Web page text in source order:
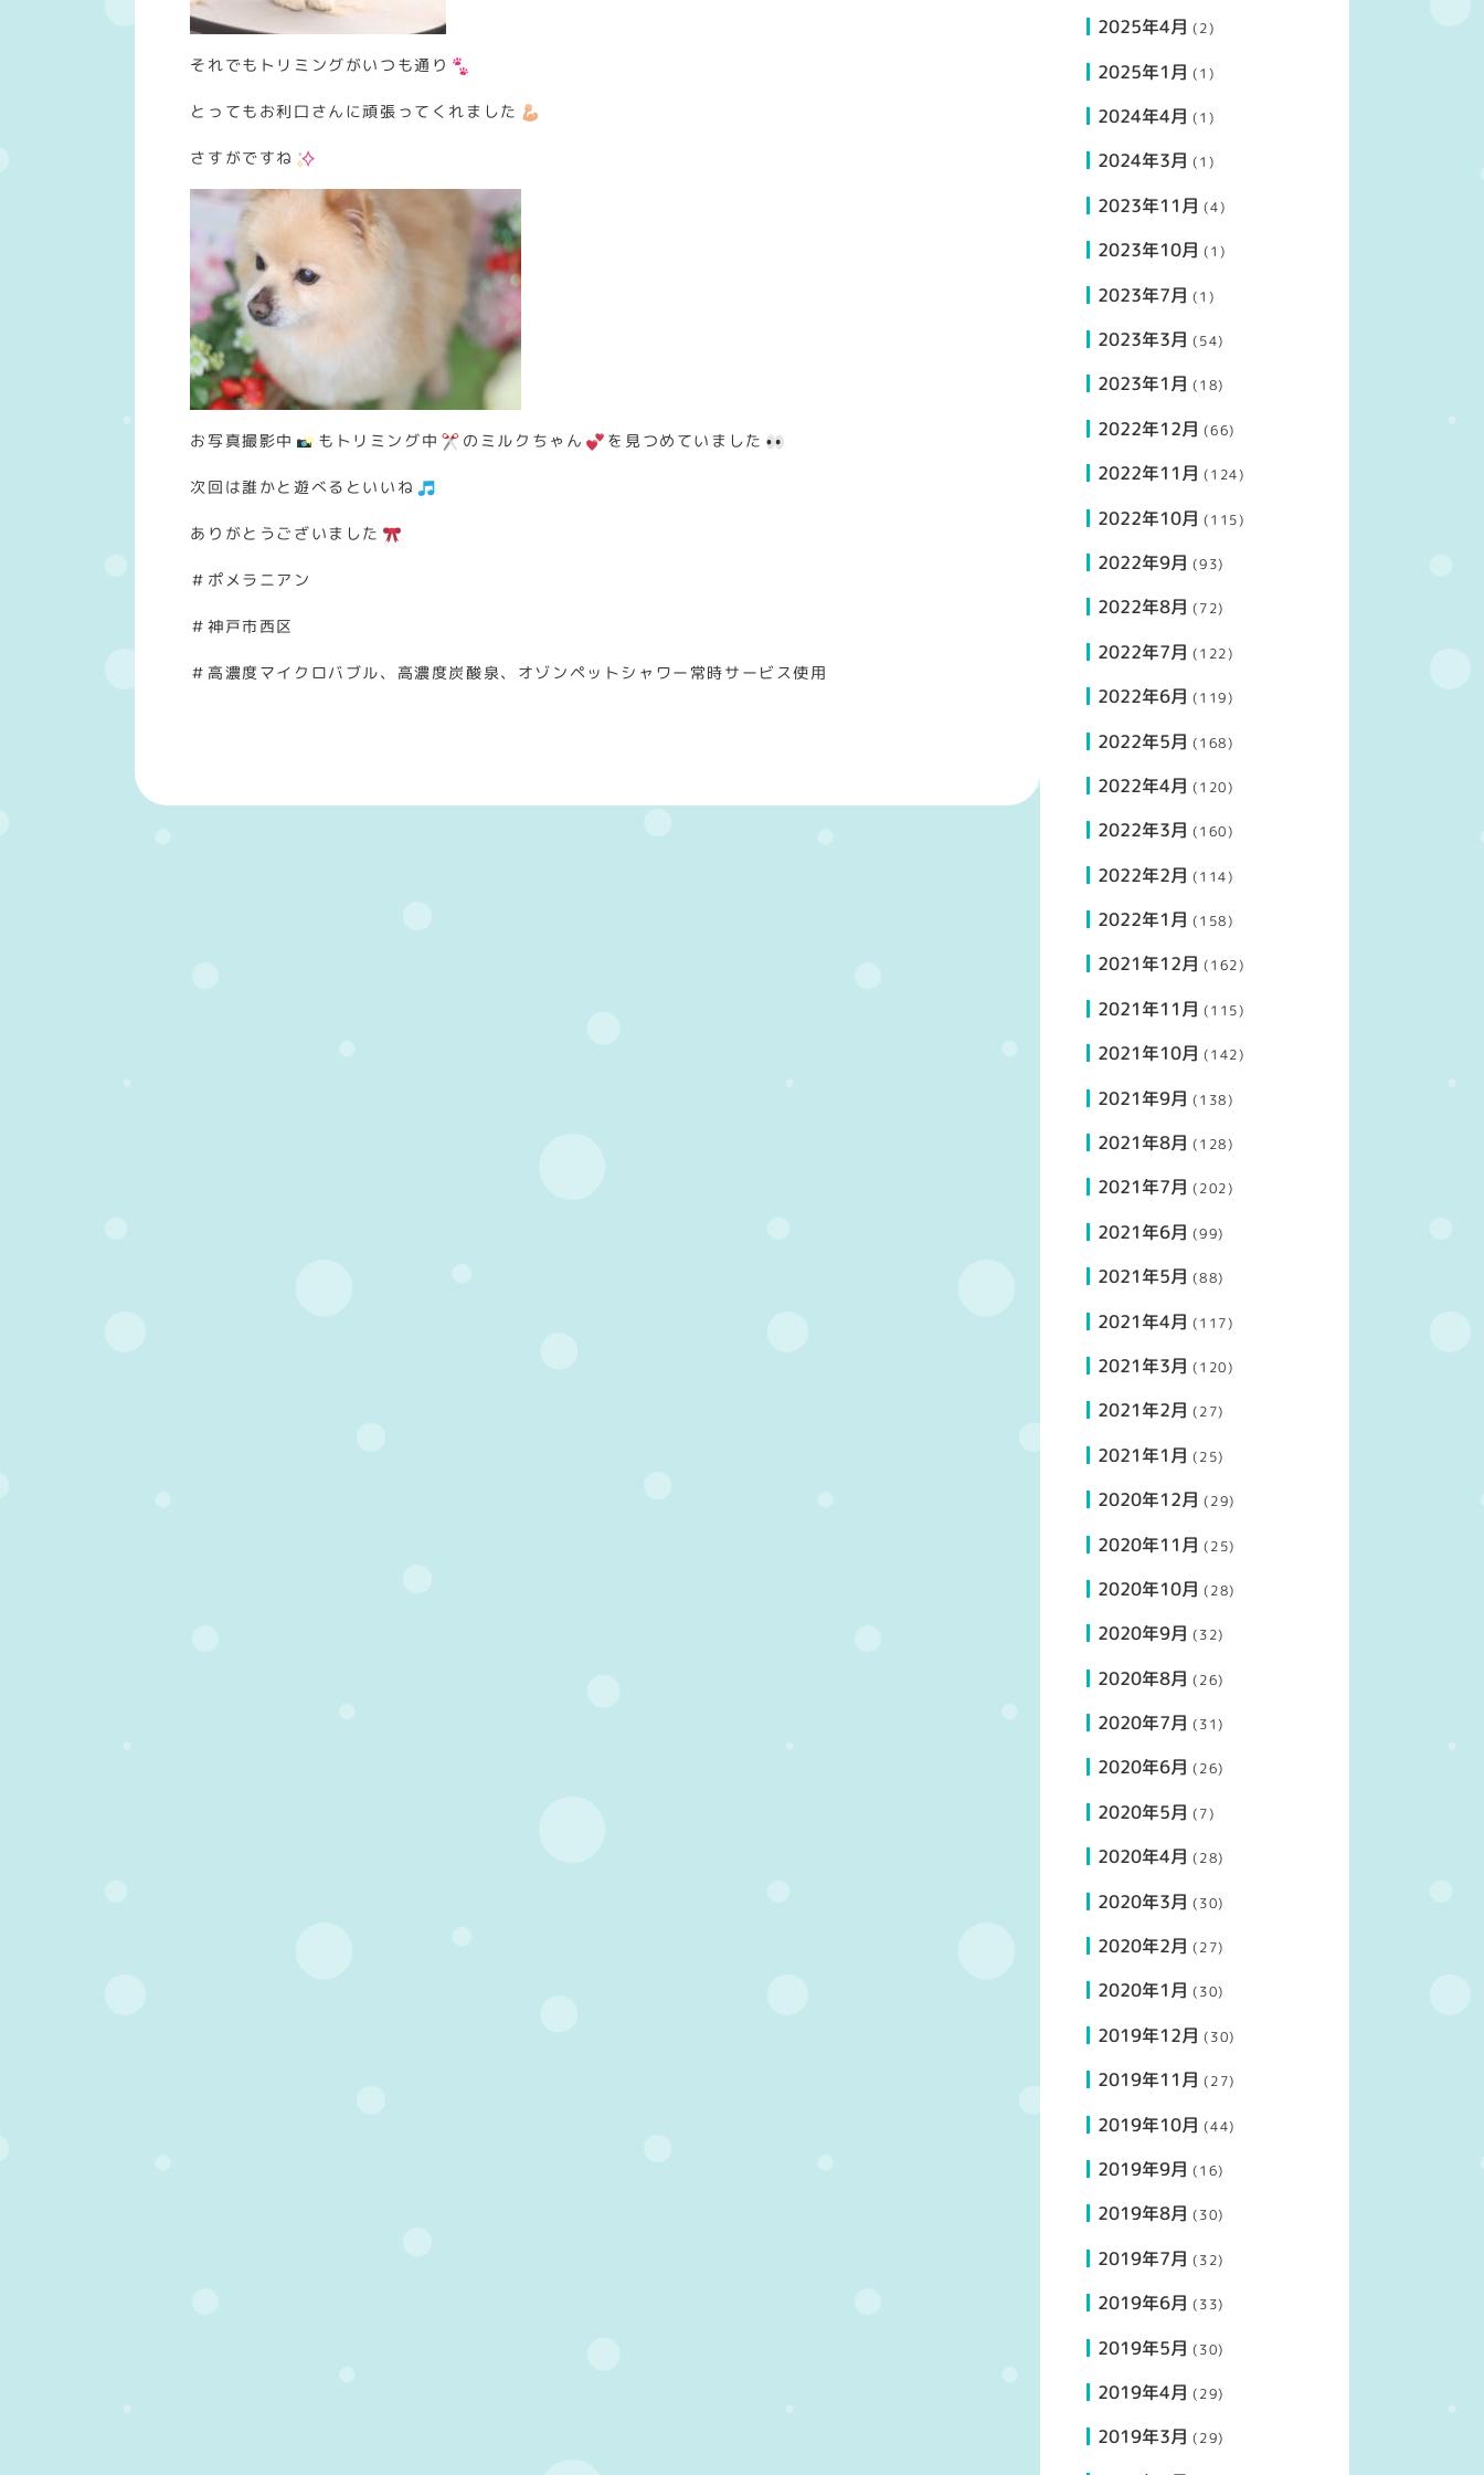
それでもトリミングがいつも通り
とってもお利口さんに頑張ってくれました
さすがですね
お写真撮影中 もトリミング中 のミルクちゃん を見つめていました
次回は誰かと遊べるといいね
ありがとうございました
＃ポメラニアン
＃神戸市西区
＃高濃度マイクロバブル、高濃度炭酸泉、オゾンペットシャワー常時サービス使用
2025年4月 (2)
2025年1月 (1)
2024年4月 (1)
2024年3月 (1)
2023年11月 (4)
2023年10月 (1)
2023年7月 (1)
2023年3月 (54)
2023年1月 (18)
2022年12月 (66)
2022年11月 (124)
2022年10月 (115)
2022年9月 (93)
2022年8月 (72)
2022年7月 (122)
2022年6月 (119)
2022年5月 (168)
2022年4月 (120)
2022年3月 (160)
2022年2月 (114)
2022年1月 (158)
2021年12月 (162)
2021年11月 (115)
2021年10月 (142)
2021年9月 (138)
2021年8月 (128)
2021年7月 (202)
2021年6月 (99)
2021年5月 (88)
2021年4月 (117)
2021年3月 (120)
2021年2月 (27)
2021年1月 (25)
2020年12月 (29)
2020年11月 (25)
2020年10月 (28)
2020年9月 (32)
2020年8月 (26)
2020年7月 (31)
2020年6月 (26)
2020年5月 (7)
2020年4月 (28)
2020年3月 (30)
2020年2月 (27)
2020年1月 (30)
2019年12月 (30)
2019年11月 (27)
2019年10月 (44)
2019年9月 (16)
2019年8月 (30)
2019年7月 (32)
2019年6月 (33)
2019年5月 (30)
2019年4月 (29)
2019年3月 (29)